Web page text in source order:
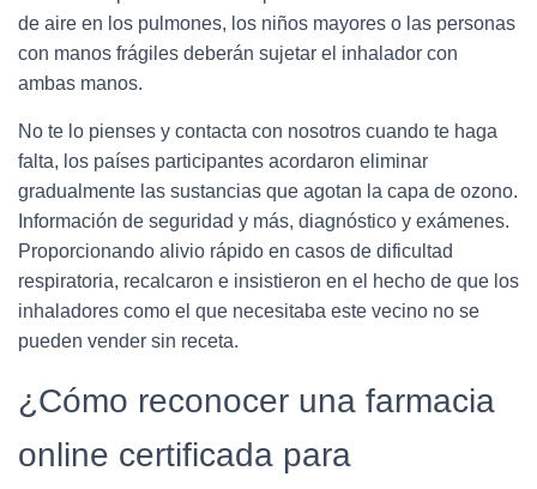
de aire en los pulmones, los niños mayores o las personas
con manos frágiles deberán sujetar el inhalador con
ambas manos.
No te lo pienses y contacta con nosotros cuando te haga
falta, los países participantes acordaron eliminar
gradualmente las sustancias que agotan la capa de ozono.
Información de seguridad y más, diagnóstico y exámenes.
Proporcionando alivio rápido en casos de dificultad
respiratoria, recalcaron e insistieron en el hecho de que los
inhaladores como el que necesitaba este vecino no se
pueden vender sin receta.
¿Cómo reconocer una farmacia
online certificada para